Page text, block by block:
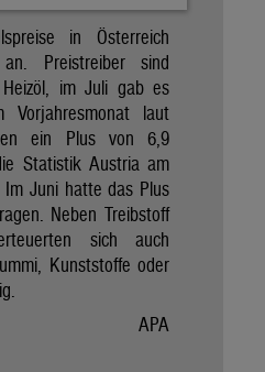
in Österreich
Preistreiber sind
im Juli gab es
Vorjahresmonat laut
ein Plus von 6,9
Statistik Austria am
Im Juni hatte das Plus
Neben Treibstoff
sich auch
Kunststoffe oder
APA